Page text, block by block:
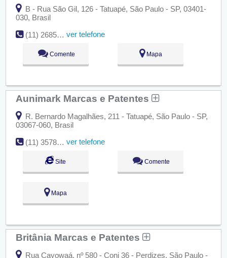
B - Rua São Gil, 126 - Tatuapé, São Paulo - SP, 03401-
030, Brasil
(11) 2685-6682
ver telefone
Comente Mapa
Aunimark Marcas e Patentes
R. Bernardo Magalhães, 211 - Tatuapé, São Paulo - SP,
03067-060, Brasil
(11) 3578-1311
ver telefone
Site Comente
Mapa
Britânia Marcas e Patentes
Rua Cayowaá, nº 580 - Conj 36 - Perdizes, São Paulo -